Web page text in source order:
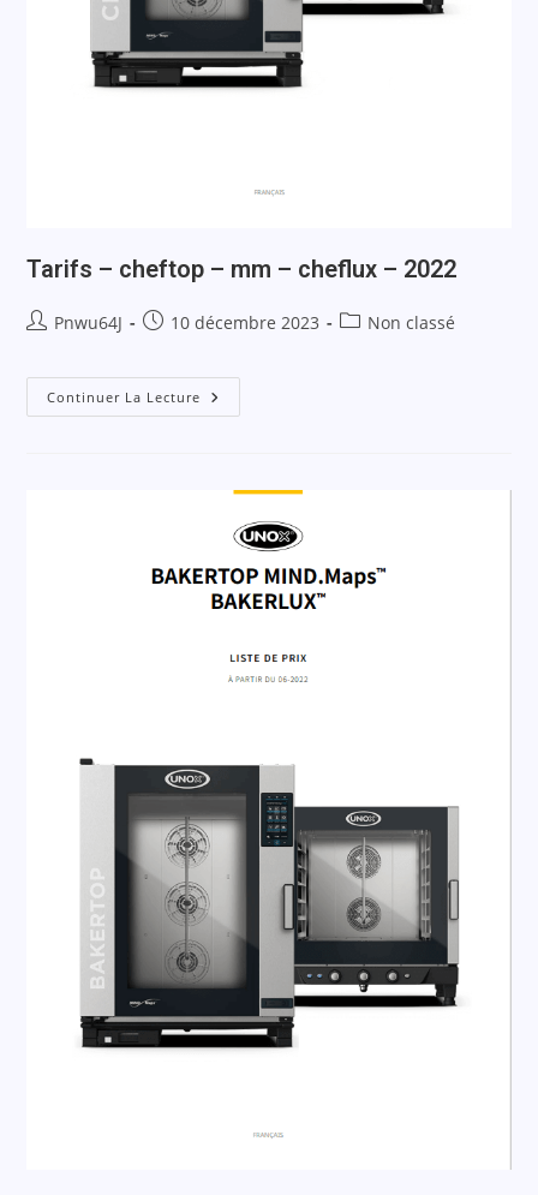
Tarifs – cheftop – mm – cheflux – 2022
Pnwu64J 10 décembre 2023 Non classé
Continuer La Lecture